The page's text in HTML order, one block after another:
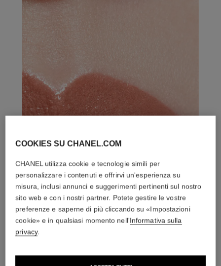
COOKIES SU CHANEL.COM
CHANEL utilizza cookie e tecnologie simili per
personalizzare i contenuti e offrirvi un'esperienza su
misura, inclusi annunci e suggerimenti pertinenti sul nostro
sito web e con i nostri partner. Potete gestire le vostre
preferenze e saperne di più cliccando su «Impostazioni
cookie» e in qualsiasi momento nell'Informativa sulla
privacy.